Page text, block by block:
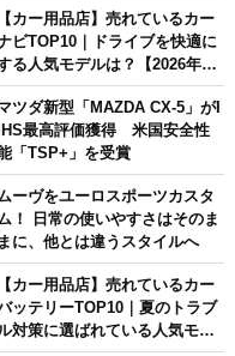
【カー用品店】売れているカー
ビTOP10｜ドライブを快適に
る人気モデルは？【2026年6
版】
ツダ新型「MAZDA CX-5」がI
IHS最高評価獲得 米国安全性
「TSP+」を受賞
ーヴをユーロスポーツカスタ
！ 日常の使いやすさはそのま
まに、他とは違うスタイルへ
【カー用品店】売れているカー
ッテリーTOP10｜夏のトラブ
対策に選ばれている人気モデ